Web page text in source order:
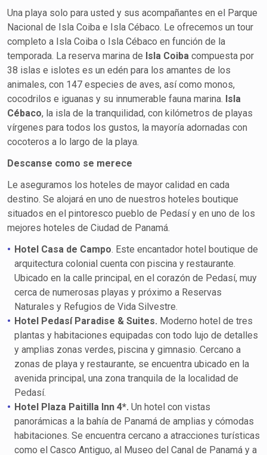
Una playa solo para usted y sus acompañantes en el Parque
Nacional de Isla Coiba e Isla Cébaco. Le ofrecemos un tour
completo a Isla Coiba o Isla Cébaco en función de la
temporada. La reserva marina de Isla Coiba compuesta por
38 islas e islotes es un edén para los amantes de los
animales, con 147 especies de aves, así como monos,
cocodrilos e iguanas y su innumerable fauna marina. Isla
Cébaco, la isla de la tranquilidad, con kilómetros de playas
vírgenes para todos los gustos, la mayoría adornadas con
cocoteros a lo largo de la playa.
Descanse como se merece
Le aseguramos los hoteles de mayor calidad en cada
destino. Se alojará en uno de nuestros hoteles boutique
situados en el pintoresco pueblo de Pedasí y en uno de los
mejores hoteles de Ciudad de Panamá.
Hotel Casa de Campo. Este encantador hotel boutique de
arquitectura colonial cuenta con piscina y restaurante.
Ubicado en la calle principal, en el corazón de Pedasí, muy
cerca de numerosas playas y próximo a Reservas
Naturales y Refugios de Vida Silvestre.
Hotel Pedasí Paradise & Suites. Moderno hotel de tres
plantas y habitaciones equipadas con todo lujo de detalles
y amplias zonas verdes, piscina y gimnasio. Cercano a
zonas de playa y restaurante, se encuentra ubicado en la
avenida principal, una zona tranquila de la localidad de
Pedasí.
Hotel Plaza Paitilla Inn 4*. Un hotel con vistas
panorámicas a la bahía de Panamá de amplias y cómodas
habitaciones. Se encuentra cercano a atracciones turísticas
como el Casco Antiguo, al Museo del Canal de Panamá y a